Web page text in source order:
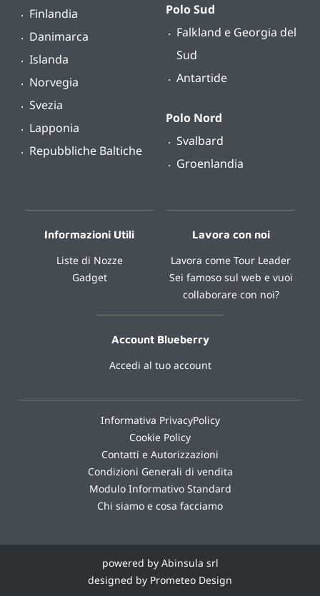
Finlandia
Danimarca
Islanda
Norvegia
Svezia
Lapponia
Repubbliche Baltiche
Polo Sud
Falkland e Georgia del
Sud
Antartide
Polo Nord
Svalbard
Groenlandia
Informazioni Utili
Liste di Nozze
Gadget
Lavora con noi
Lavora come Tour Leader
Sei famoso sul web e vuoi
collaborare con noi?
Account Blueberry
Accedi al tuo account
Informativa PrivacyPolicy
Cookie Policy
Contatti e Autorizzazioni
Condizioni Generali di vendita
Modulo Informativo Standard
Chi siamo e cosa facciamo
powered by Abinsula srl
designed by Prometeo Design